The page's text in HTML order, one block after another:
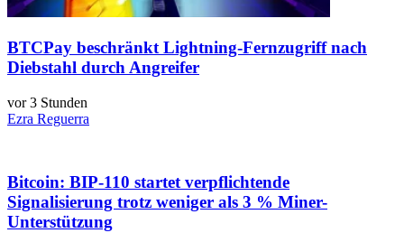
BTCPay beschränkt Lightning-Fernzugriff nach
Diebstahl durch Angreifer
vor 3 Stunden
Ezra Reguerra
Bitcoin: BIP-110 startet verpflichtende
Signalisierung trotz weniger als 3 % Miner-
Unterstützung